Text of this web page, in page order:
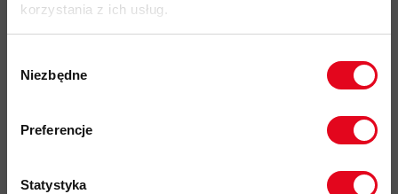
korzystania z ich usług.
zgody
Niezbędne
Preferencje
Statystyka
uprzężą wspinaczkową i pasem biodrowym plecaka
dyskretna kieszeń piersiowa zapinana na drobny zamek
niewielka objętość po spakowaniu dzięki wysoce
kurtka pakuje się do własnej kieszeni ze specjalnym
odbierz